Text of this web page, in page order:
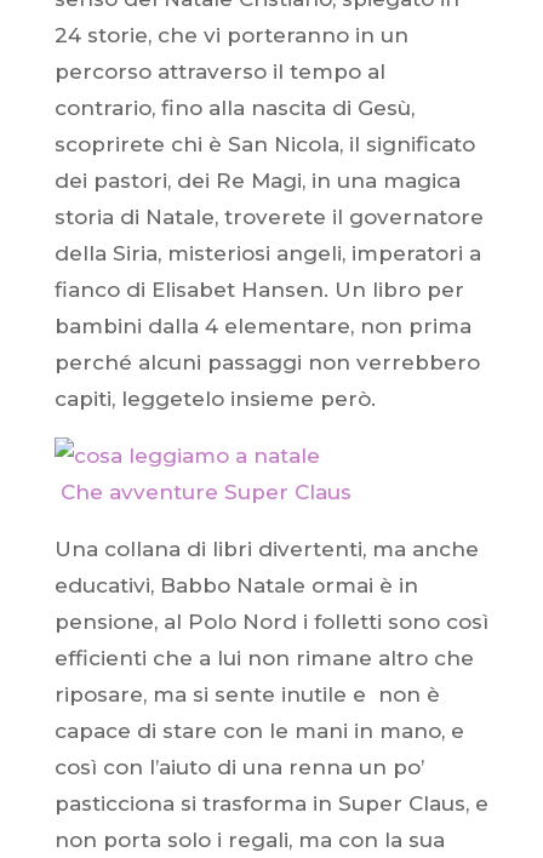
24 storie, che vi porteranno in un
percorso attraverso il tempo al
contrario, fino alla nascita di Gesù,
scoprirete chi è San Nicola, il significato
dei pastori, dei Re Magi, in una magica
storia di Natale, troverete il governatore
della Siria, misteriosi angeli, imperatori a
fianco di Elisabet Hansen. Un libro per
bambini dalla 4 elementare, non prima
perché alcuni passaggi non verrebbero
capiti, leggetelo insieme però.
Che avventure Super Claus
Una collana di libri divertenti, ma anche
educativi, Babbo Natale ormai è in
pensione, al Polo Nord i folletti sono così
efficienti che a lui non rimane altro che
riposare, ma si sente inutile e non è
capace di stare con le mani in mano, e
così con l’aiuto di una renna un po’
pasticciona si trasforma in Super Claus, e
non porta solo i regali, ma con la sua